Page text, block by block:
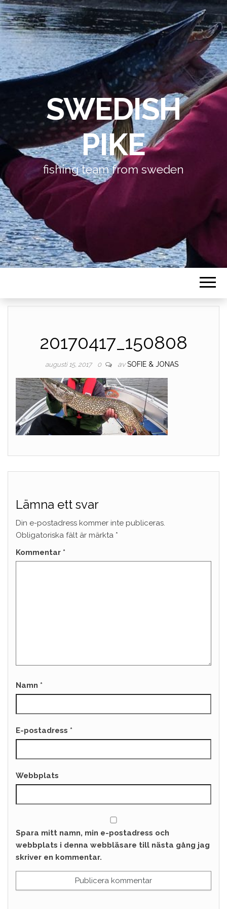
SWEDISH
PIKE
fishing team from sweden
20170417_150808
augusti 15, 2017 0 av SOFIE & JONAS
Lämna ett svar
Din e-postadress kommer inte publiceras.
Obligatoriska fält är märkta *
Kommentar *
Namn *
E-postadress *
Webbplats
Spara mitt namn, min e-postadress och
webbplats i denna webbläsare till nästa gång jag
skriver en kommentar.